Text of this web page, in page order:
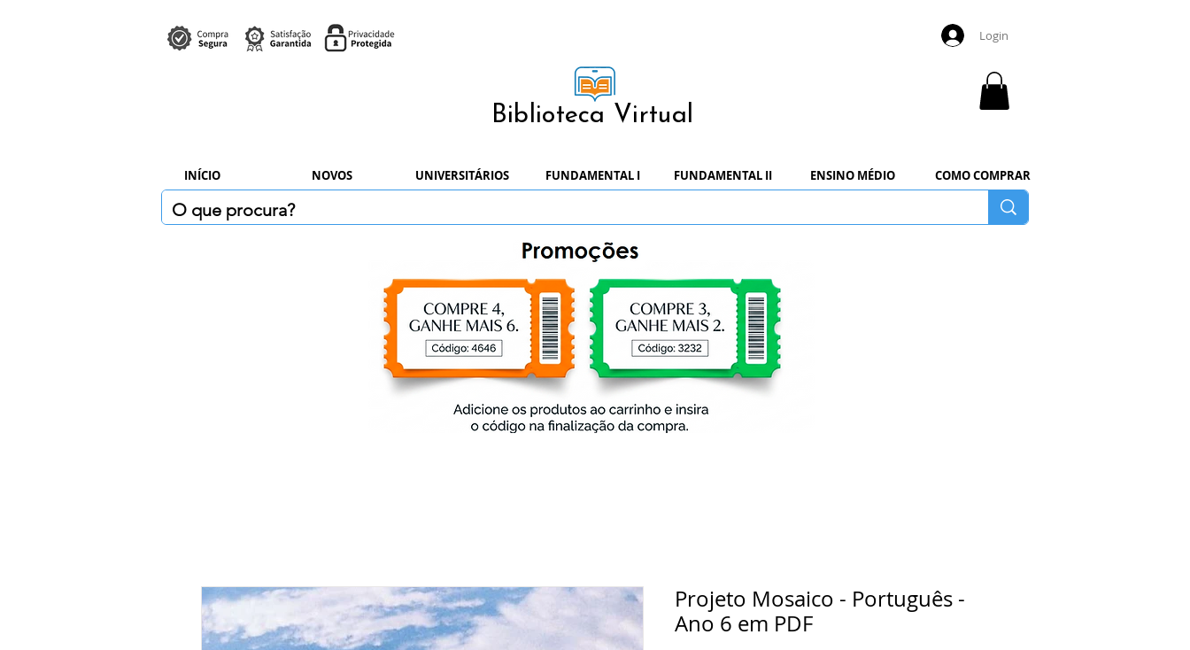
Login
Biblioteca Virtual
INÍCIO NOVOS UNIVERSITÁRIOS FUNDAMENTAL I FUNDAMENTAL II ENSINO MÉDIO COMO COMPRAR
Projeto Mosaico - Português -
Ano 6 em PDF